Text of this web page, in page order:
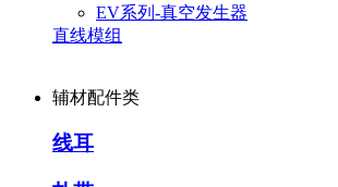
EV系列-真空发生器
直线模组
辅材配件类
线耳